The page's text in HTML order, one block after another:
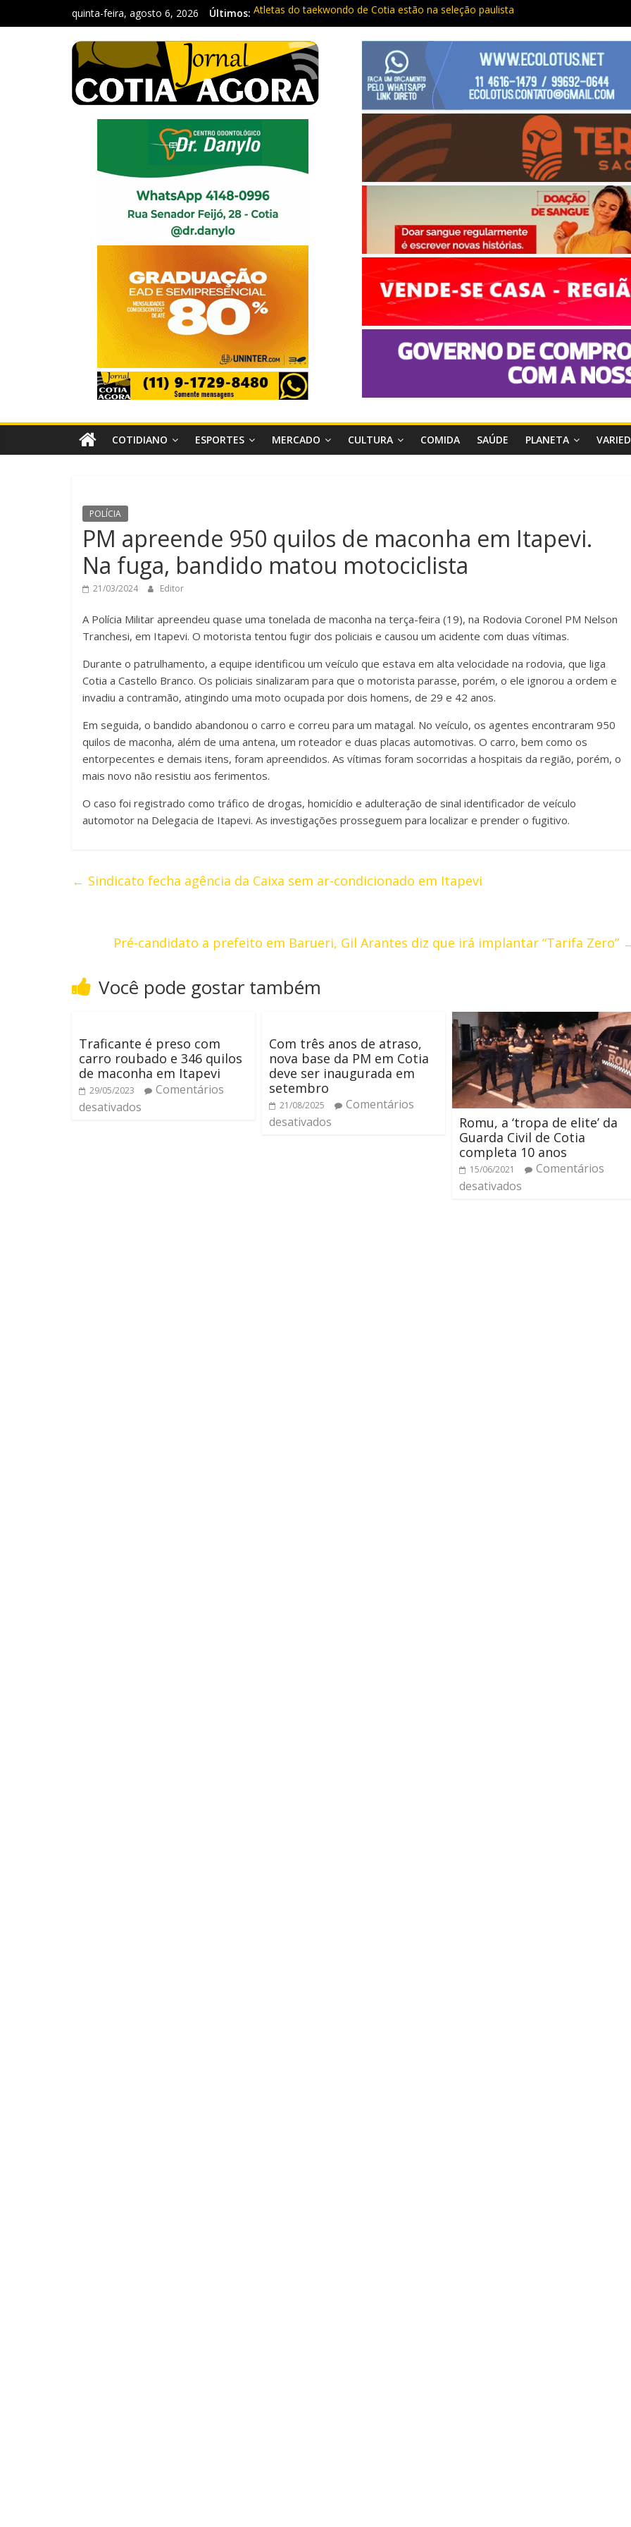
quinta-feira, agosto 6, 2026 Últimos: Atletas do taekwondo de Cotia estão na seleção paulista
Fique atento: Câmeras com IA na Raposo Tavares já estão multando
Repasse de impostos estaduais para Cotia já rendeu quase R$ 300 milhões no
Três procurados da Justiça são presos em Cotia e Vargem Grande pela PM
Vargem Grande vacina contra o sarampo e atualiza caderneta
COTIDIANO ESPORTES MERCADO CULTURA COMIDA SAÚDE PLANETA
POLÍCIA
PM apreende 950 quilos de maconha em Itapevi.
Na fuga, bandido matou motociclista
21/03/2024 Editor
A Polícia Militar apreendeu quase uma tonelada de maconha na terça-feira (19), na Rodovia Coronel PM Nelson
Tranchesi, em Itapevi. O motorista tentou fugir dos policiais e causou um acidente com duas vítimas.
Durante o patrulhamento, a equipe identificou um veículo que estava em alta velocidade na rodovia, que liga
Cotia a Castello Branco. Os policiais sinalizaram para que o motorista parasse, porém, o ele ignorou a ordem e
invadiu a contramão, atingindo uma moto ocupada por dois homens, de 29 e 42 anos.
Em seguida, o bandido abandonou o carro e correu para um matagal. No veículo, os agentes encontraram 950
quilos de maconha, além de uma antena, um roteador e duas placas automotivas. O carro, bem como os
entorpecentes e demais itens, foram apreendidos. As vítimas foram socorridas a hospitais da região, porém, o
mais novo não resistiu aos ferimentos.
O caso foi registrado como tráfico de drogas, homicídio e adulteração de sinal identificador de veículo
automotor na Delegacia de Itapevi. As investigações prosseguem para localizar e prender o fugitivo.
← Sindicato fecha agência da Caixa sem ar-condicionado em Itapevi
Pré-candidato a prefeito em Barueri, Gil Arantes diz que irá implantar “Tarifa Zero”
Você pode gostar também
Traficante é preso com
carro roubado e 346 quilos
de maconha em Itapevi
29/05/2023
Comentários
desativados
Com três anos de atraso,
nova base da PM em Cotia
deve ser inaugurada em
setembro
21/08/2025
Comentários
desativados
Romu, a ‘tropa de elite’ da
Guarda Civil de Cotia
completa 10 anos
15/06/2021
Comentários
desativados